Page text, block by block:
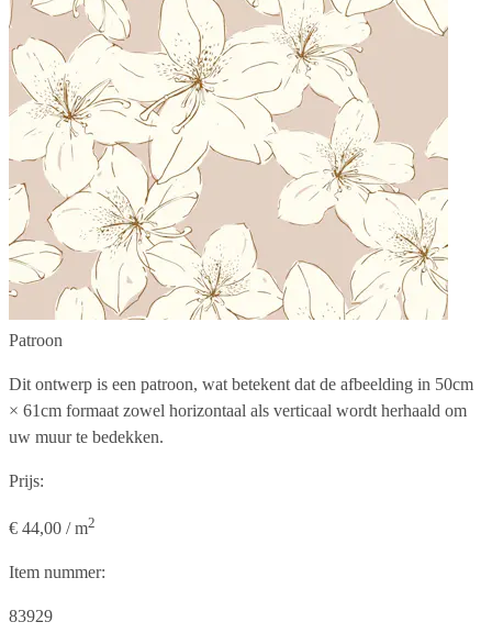
Patroon
Dit ontwerp is een patroon, wat betekent dat de afbeelding in 50cm
× 61cm formaat zowel horizontaal als verticaal wordt herhaald om
uw muur te bedekken.
Prijs:
€ 44,00 / m2
Item nummer:
83929